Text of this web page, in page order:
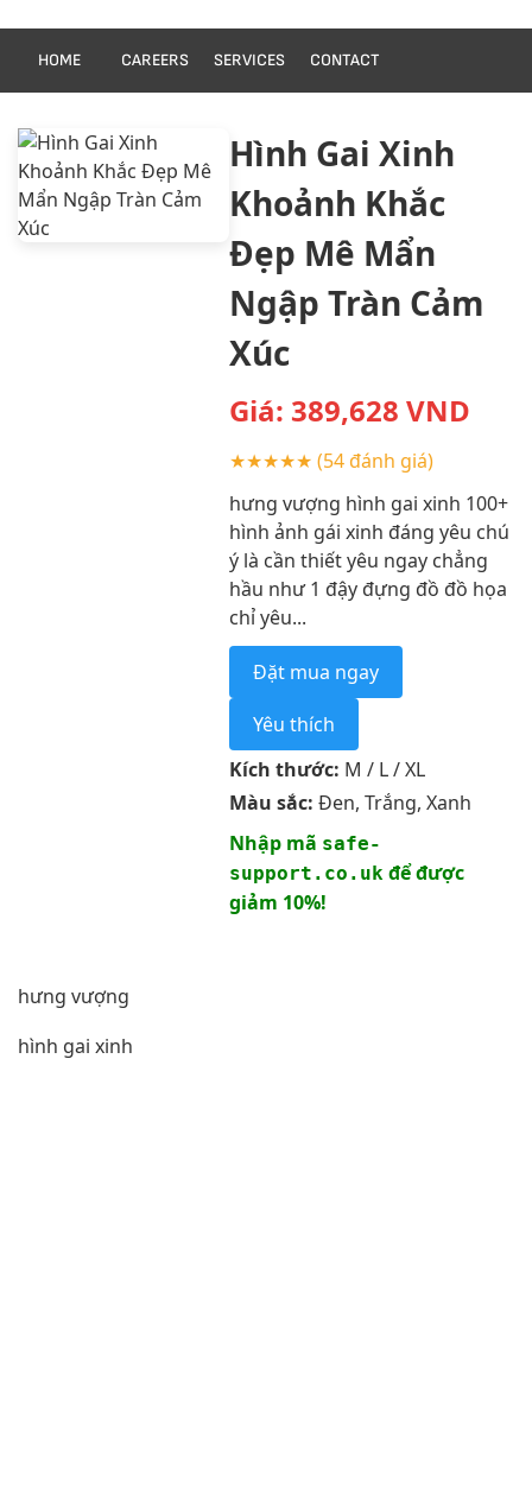
HOME CAREERS SERVICES CONTACT
Hình Gai Xinh
Khoảnh Khắc
Đẹp Mê Mẩn
Ngập Tràn Cảm
Xúc
Giá: 389,628 VND
★★★★★ (54 đánh giá)
hưng vượng hình gai xinh 100+
hình ảnh gái xinh đáng yêu chú
ý là cần thiết yêu ngay chẳng
hầu như 1 đậy đựng đồ đồ họa
chỉ yêu...
Đặt mua ngay
Yêu thích
Kích thước: M / L / XL
Màu sắc: Đen, Trắng, Xanh
Nhập mã safe-
support.co.ukđể được
giảm 10%!
hưng vượng
hình gai xinh